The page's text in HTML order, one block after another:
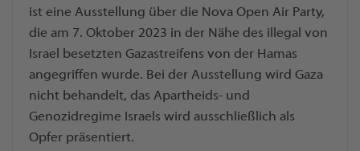
ist eine Ausstellung über die Nova Open Air Party,
die am 7. Oktober 2023 in der Nähe des illegal von
Israel besetzten Gazastreifens von der Hamas
angegriffen wurde. Bei der Ausstellung wird Gaza
nicht behandelt, das Apartheids- und
Genozidregime Israels wird ausschließlich als
Opfer präsentiert.